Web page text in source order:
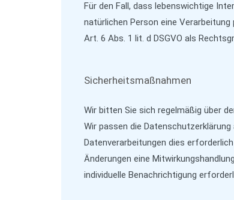
Für den Fall, dass lebenswichtige
natürlichen Person eine
Art. 6 Abs. 1 lit. d DSGVO als
Sicherheitsmaßnahmen
Wir bitten Sie sich regelmäßig über
Wir passen die
Datenverarbeitungen dies
Änderungen eine
individuelle Benachrichtigung